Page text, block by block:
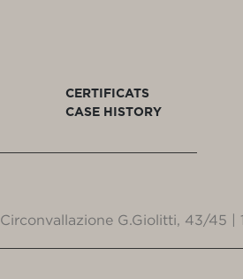
CERTIFICATS
CASE HISTORY
Circonvallazione G.Giolitti, 43/45 |